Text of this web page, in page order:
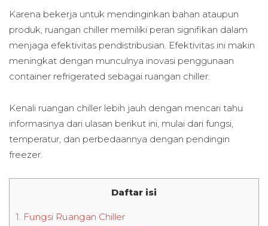
Karena bekerja untuk mendinginkan bahan ataupun
produk, ruangan chiller memiliki peran signifikan dalam
menjaga efektivitas pendistribusian. Efektivitas ini makin
meningkat dengan munculnya inovasi penggunaan
container refrigerated sebagai ruangan chiller.
Kenali ruangan chiller lebih jauh dengan mencari tahu
informasinya dari ulasan berikut ini, mulai dari fungsi,
temperatur, dan perbedaannya dengan pendingin
freezer.
Daftar isi
1. Fungsi Ruangan Chiller